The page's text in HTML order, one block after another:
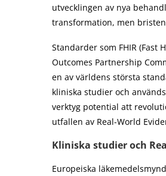
utvecklingen av nya
transformation, men
Standarder som FHIR (Fast
Outcomes Partnership
en av världens största
kliniska studier och
verktyg potential att
utfallen av Real-World
Kliniska studier och
Europeiska